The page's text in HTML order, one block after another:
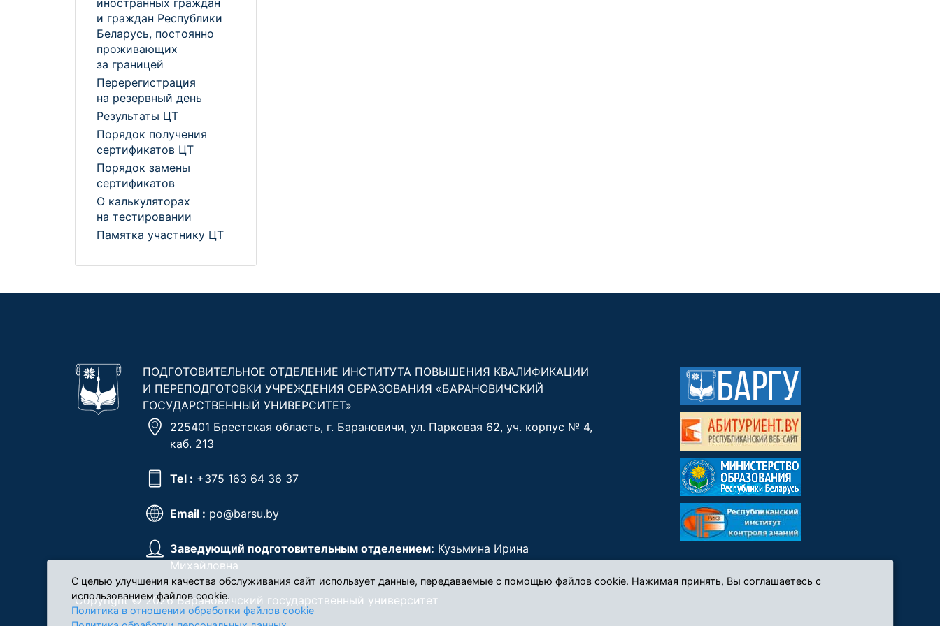
иностранных граждан
и граждан Республики
Беларусь, постоянно
проживающих
за границей
Перерегистрация
на резервный день
Результаты ЦТ
Порядок получения
сертификатов ЦТ
Порядок замены
сертификатов
О калькуляторах
на тестировании
Памятка участнику ЦТ
ПОДГОТОВИТЕЛЬНОЕ ОТДЕЛЕНИЕ ИНСТИТУТА ПОВЫШЕНИЯ КВАЛИФИКАЦИИ
И ПЕРЕПОДГОТОВКИ УЧРЕЖДЕНИЯ ОБРАЗОВАНИЯ «БАРАНОВИЧСКИЙ
ГОСУДАРСТВЕННЫЙ УНИВЕРСИТЕТ»
225401 Брестская область, г. Барановичи, ул. Парковая 62, уч. корпус № 4,
каб. 213
Tel : +375 163 64 36 37
Email : po@barsu.by
Заведующий подготовительным отделением: Кузьмина Ирина
Михайловна
Copyright © 2026 Барановичский государственный университет
С целью улучшения качества обслуживания сайт использует данные, передаваемые с помощью файлов cookie. Нажимая принять, Вы соглашаетесь с
использованием файлов cookie.
Политика в отношении обработки файлов cookie